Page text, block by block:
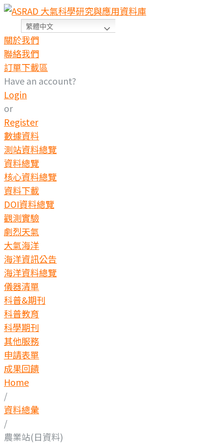
繁體中文
關於我們
聯絡我們
訂單下載區
Have an account?
Login
or
Register
數據資料
測站資料總覽
資料總覽
核心資料總覽
資料下載
DOI資料總覽
觀測實驗
劇烈天氣
大氣海洋
海洋資訊公告
海洋資料總覽
儀器清單
科普&期刊
科普教育
科學期刊
其他服務
申請表單
成果回饋
Home
/
資料總彙
/
農業站(日資料)